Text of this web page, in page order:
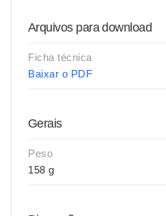
Arquivos para download
Ficha técnica
Baixar o PDF
Gerais
Peso
158 g